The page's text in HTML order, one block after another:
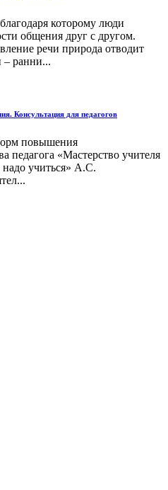
которому люди
общения друг с другом.
речи природа отводит
– ранни...
Консультация для педагогов
повышения
педагога «Мастерство учителя
надо учиться» А.С.